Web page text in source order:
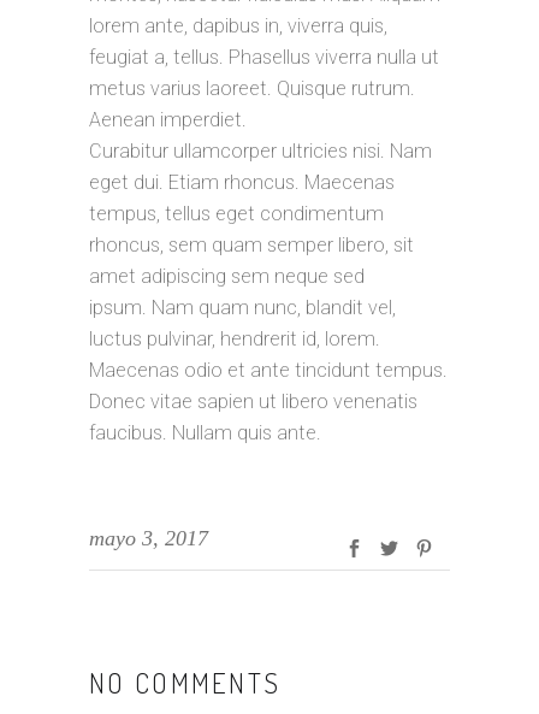
lorem ante, dapibus in, viverra quis,
feugiat a, tellus. Phasellus viverra nulla ut
metus varius laoreet. Quisque rutrum.
Aenean imperdiet.
Curabitur ullamcorper ultricies nisi. Nam
eget dui. Etiam rhoncus. Maecenas
tempus, tellus eget condimentum
rhoncus, sem quam semper libero, sit
amet adipiscing sem neque sed
ipsum. Nam quam nunc, blandit vel,
luctus pulvinar, hendrerit id, lorem.
Maecenas odio et ante tincidunt tempus.
Donec vitae sapien ut libero venenatis
faucibus. Nullam quis ante.
mayo 3, 2017
NO COMMENTS